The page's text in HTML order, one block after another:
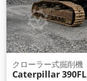
クローラー式掘削機
Caterpillar